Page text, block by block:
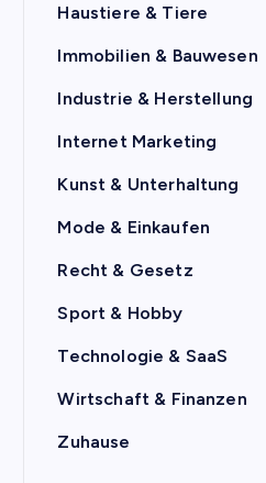
Haustiere & Tiere
Immobilien & Bauwesen
Industrie & Herstellung
Internet Marketing
Kunst & Unterhaltung
Mode & Einkaufen
Recht & Gesetz
Sport & Hobby
Technologie & SaaS
Wirtschaft & Finanzen
Zuhause